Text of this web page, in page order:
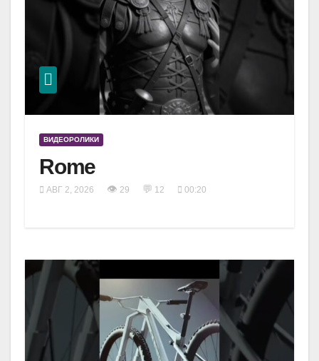
ВИДЕОРОЛИКИ
Rome
АВГ 2, 2026 👁 29 💬 12 00:20